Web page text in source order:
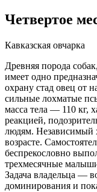
Четвертое
Кавказская овчарка
Древняя порода
имеет одно
охрану стад овец от
сильные лохматые
масса тела — 110 кг,
реакцией,
людям. Независимый
возрасте.
беспрекословно
трехмесячные
Задача владельца —
доминирования и